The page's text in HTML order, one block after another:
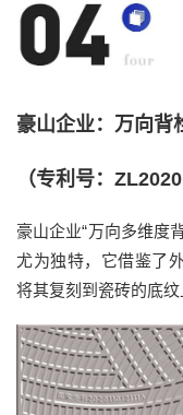
豪山企业：万向背
（专利号：
豪山企业“万向多维度
尤为独特，它借鉴了
将其复刻到 瓷砖的底纹